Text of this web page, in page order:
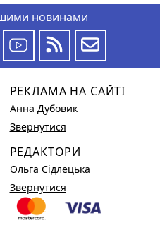
новинами
РЕКЛАМА НА САЙТІ
Анна Дубовик
Звернутися
РЕДАКТОРИ
Ольга Сідлецька
Звернутися